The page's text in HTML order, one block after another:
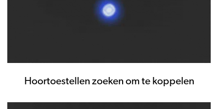
Hoortoestellen zoeken om te koppelen